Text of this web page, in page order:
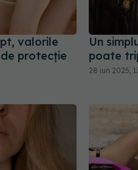
valorile
protecție
Un
poate
28 iun 2025,